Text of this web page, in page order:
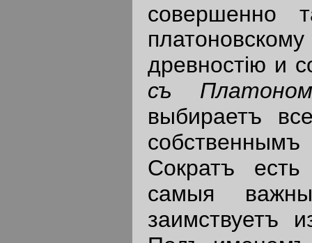
совершенно
древностiю и
съ
выбираетъ
Сократъ
самыя
заимствуетъ